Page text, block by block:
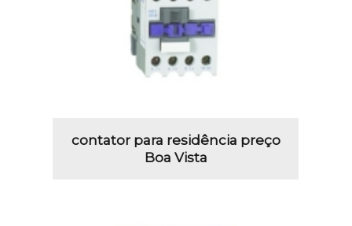
contator para residência preço
Boa Vista